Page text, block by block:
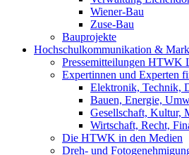
Wiener-Bau
Zuse-Bau
Bauprojekte
Hochschulkommunikation &
Pressemitteilungen HTWK
Expertinnen und Experten
Elektronik, Technik,
Bauen, Energie,
Gesellschaft, Kultur,
Wirtschaft, Recht,
Die HTWK in den Medien
Dreh- und